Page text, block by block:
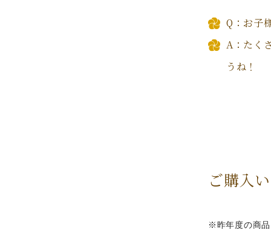
Q：お子
A：たく
うね！
ご購入
※昨年度の商